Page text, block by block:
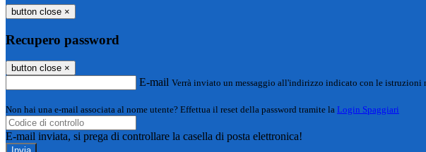
button close ×
Recupero password
button close ×
E-mail Verrà inviato un messaggio all'indirizzo indicato con le istruzioni
Non hai una e-mail associata al nome utente? Effettua il reset della password tramite la Login Spaggiari
E-mail inviata, si prega di controllare la casella di posta elettronica!